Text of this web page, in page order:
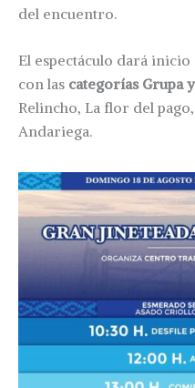
del encuentro.
El espectáculo dará inicio
con las categorías Grupa
Relincho, La flor del
Andariega.